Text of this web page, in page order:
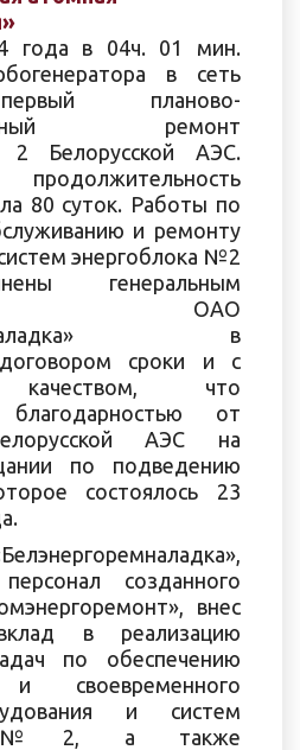
года в 04ч. 01 мин.
в сеть
планово-
ремонт
Белорусской АЭС.
80 суток. Работы по
и ремонту
энергоблока №2
генеральным
ОАО
в
сроки и с
качеством, что
от
АЭС на
по подведению
состоялось 23
созданного
внес
в реализацию
по обеспечению
и своевременного
и систем
№2, а также